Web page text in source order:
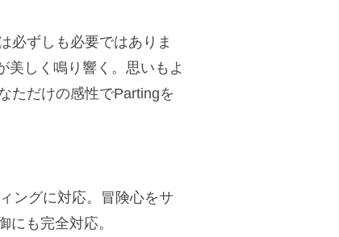
必ずしも必要ではありま
美しく鳴り響く。思いもよ
ただけの感性でPartingを
ングに対応。冒険心をサ
にも完全対応。